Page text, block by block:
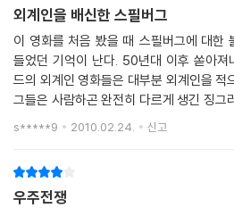
외계인을 배신한 스필버그
이 영화를 처음 봤을 때 스필버그에 대한
들었던 기억이 난다. 50년대 이후 쏟아져
드의 외계인 영화들은 대부분 외계인을 적
그들은 사람하곤 완전히 다르게 생긴 징그
고 있었고, 무자비한 침략자이며 공포의
을 위한 요소도 있었지만 외계인을 적대국
s*****9 2010.02.24. 신고
우주전쟁